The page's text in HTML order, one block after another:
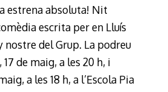
estrena absoluta! Nit
escrita per en Lluís
nostre del Grup. La podreu
de maig, a les 20 h, i
a les 18 h, a l’Escola Pia